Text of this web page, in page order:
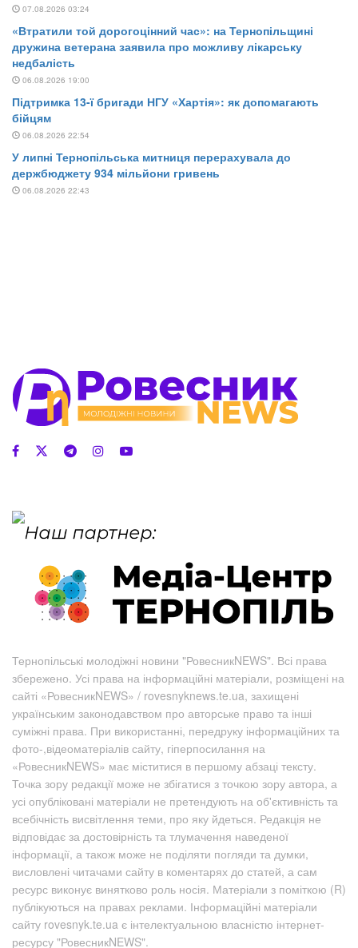
Тернопільські молодіжні новини "РовесникNEWS". Всі права
збережено. Усі права на інформаційні матеріали, розміщені на
сайті «РовесникNEWS» / rovesnyknews.te.ua, захищені
українським законодавством про авторське право та інші
суміжні права. При використанні, передруку інформаційних та
фото-,відеоматеріалів сайту, гіперпосилання на
«РовесникNEWS» має міститися в першому абзаці тексту.
Точка зору редакції може не збігатися з точкою зору автора, а
усі опубліковані матеріали не претендують на об'єктивність та
всебічність висвітлення теми, про яку йдеться. Редакція не
відповідає за достовірність та тлумачення наведеної
інформації, а також може не поділяти погляди та думки,
висловлені читачами сайту в коментарях до статей, а сам
ресурс виконує винятково роль носія. Матеріали з поміткою (R)
публікуються на правах реклами. Інформаційні матеріали
сайту rovesnyk.te.ua є інтелектуальною власністю інтернет-
ресурсу "РовесникNEWS".